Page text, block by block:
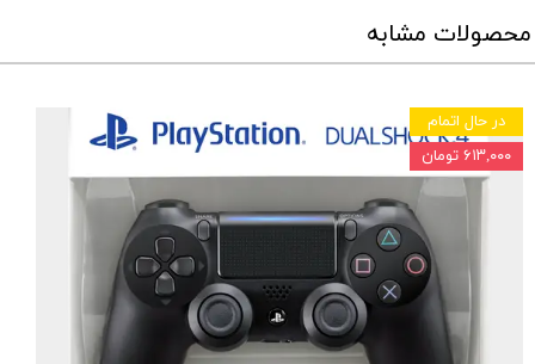
محصولات مشابه
در حال اتمام
۶۱۳,۰۰۰ تومان